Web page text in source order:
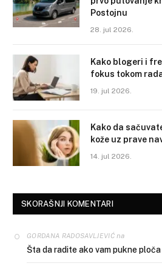
Postojnu
28. jul 2026.
Kako blogeri i
fokus tokom
19. jul 2026.
Kako da
kože uz prave
14. jul 2026.
SKORAŠNJI KOMENTARI
GORDANA RADOSAVLJEVIĆna
Šta da radite ako vam pukne